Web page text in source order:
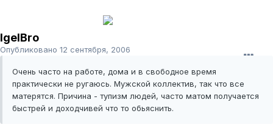
IgelBro
Опубликовано 12 сентября, 2006
Очень часто на работе, дома и в свободное время
практически не ругаюсь. Мужской коллектив, так что все
матерятся. Причина - тупизм людей, часто матом получается
быстрей и доходчивей что то обьяснить.